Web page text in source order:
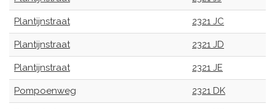
Plantijnstraat 2321 JC
Plantijnstraat 2321 JD
Plantijnstraat 2321 JE
Pompoenweg 2321 DK